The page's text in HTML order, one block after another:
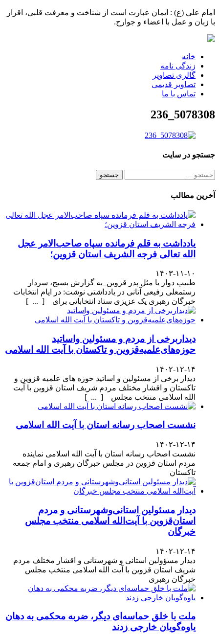
امام علی (ع) : ایمان عبارت است از شناخت و معرفت قلبی، اقرار
با زبان و عمل با اعضاء و جوارح.
خانه
زندگی نامه
گالری تصاویر
تصاویر قدیمی
تماس با ما
5078308_236
جستجو در سایت
جستجو
آخرین مطالب
یادداشت به قلم فرمانده سپاه صاحب‌الامر عجل
الله تعالی فرجه الشریف استان قزوین؛
۱۴۰۳-۱۱-۱۰
طبیب دوار یا مثل پدر قزوین_به گزارش بسیج، سردار
رستمعلی رفیعی آتانی در یادداشتی نوشت: در ایام انتخابات
خبرگان رهبری یک عزیزی ستاد انتخاباتی برای [ ... ]
دیداربرخی از مردم و مسئولین واساتید
حوزه‌های‌علمیه‌قزوین و تاکستان با آیت الله اسلامی
۱۴۰۲-۱۲-۱۴
دیدار برخی از مسئولین و اساتید حوزه های علمیه قزوین و
تاکستان و اقشار مختلف مردم شریف استان قزوین با آیت
الله اسلامی منتخب مجلس [ ... ]
نشست اصحاب رسانه استان با آیت الله اسلامی
۱۴۰۲-۱۲-۱۴
نشست اصحاب رسانه استان با آیت الله اسلامی نماینده
مردم استان قزوین در مجلس خبرگان رهبری و امام جمعه
تاکستان
دیدار مسئولین استانی‌وشهرستانی و مردم‌
استان‌قزوین با آیت‌الله‌ اسلامی منتخب مجلس‌
خبرگان
۱۴۰۲-۱۲-۱۴
دیدار مسؤولین استانی و شهرستانی و اقشار مختلف مردم
شریف استان قزوین با آیت الله اسلامی منتخب مجلس
خبرگان رهبری
ملت با خلق حماسه‌ای دیگر، ضربه محکمی به دهان
یاوه‌گویان خارجی زدند